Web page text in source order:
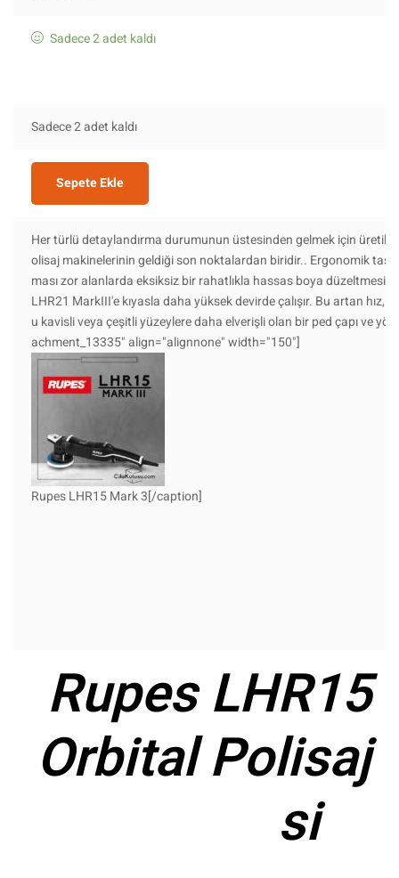
Sadece 2 adet kaldı
Sadece 2 adet kaldı
Sepete Ekle
Her türlü detaylandırma durumunun üstesinden gelmek için
olisaj makinelerinin geldiği son noktalardan biridir.. Ergonomik
ması zor alanlarda eksiksiz bir rahatlıkla hassas boya
LHR21 MarkIII'e kıyasla daha yüksek devirde çalışır. Bu artan hız,
u kavisli veya çeşitli yüzeylere daha elverişli olan bir ped çapı ve
achment_13335" align="alignnone" width="150"]
Rupes LHR15 Mark 3[/caption]
Rupes LHR15
Orbital Polisaj
si